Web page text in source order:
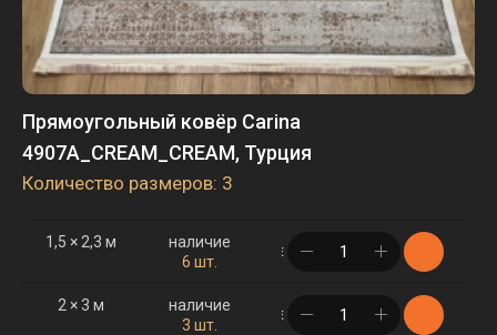
Прямоугольный ковёр Carina
4907A_CREAM_CREAM, Турция
Количество размеров: 3
1,5 × 2,3 м
наличие
6 шт.
в корзине
2 × 3 м
наличие
3 шт.
в корзине